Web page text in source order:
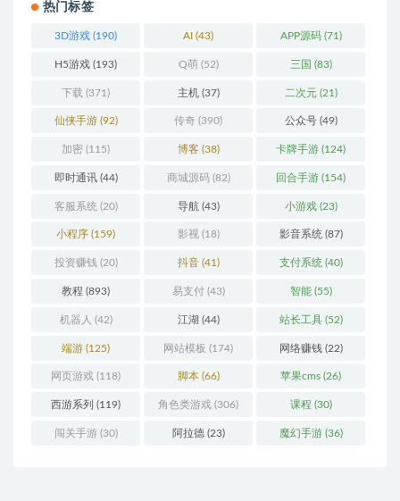
热门标签
3D游戏 (190) AI (43) APP源码(71)
H5游戏 (193) Q萌(52) 三国 (83)
下载 (371) 主机(37) 二次元(21)
仙侠手游(92) 传奇 (390) 公众号(49)
加密 (115) 博客(38) 卡牌手游 (124)
即时通讯(44) 商城源码(82) 回合手游 (154)
客服系统 (20) 导航(43) 小游戏(23)
小程序 (159) 影视(18) 影音系统(87)
投资赚钱 (20) 抖音(41) 支付系统 (40)
教程 (893) 易支付(43) 智能(55)
机器人 (42) 江湖 (44) 站长工具(52)
端游 (125) 网站模板 (174) 网络赚钱(22)
网页游戏 (118) 脚本(66) 苹果cms (26)
西游系列 (119) 角色类游戏 (306) 课程 (30)
闯关手游(30) 阿拉德(23) 魔幻手游(36)